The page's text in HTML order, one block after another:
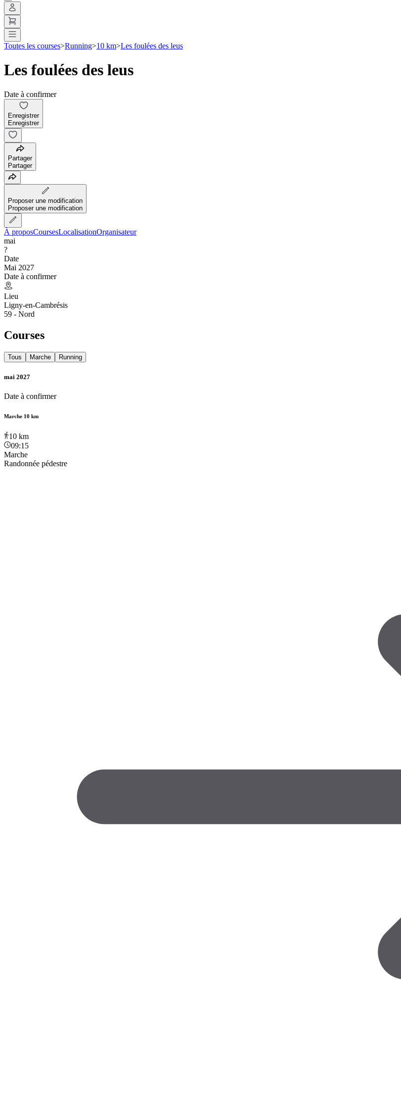
Toutes les courses>Running>10 km>Les foulées des leus
Les foulées des leus
Date à confirmer
Enregistrer
Enregistrer
Partager
Partager
Proposer une modification
Proposer une modification
À proposCoursesLocalisationOrganisateur
mai
?
Date
Mai 2027
Date à confirmer
Lieu
Ligny-en-Cambrésis
59 - Nord
Courses
Tous Marche Running
mai 2027
Date à confirmer
Marche 10 km
10 km
09:15
Marche
Randonnée pédestre